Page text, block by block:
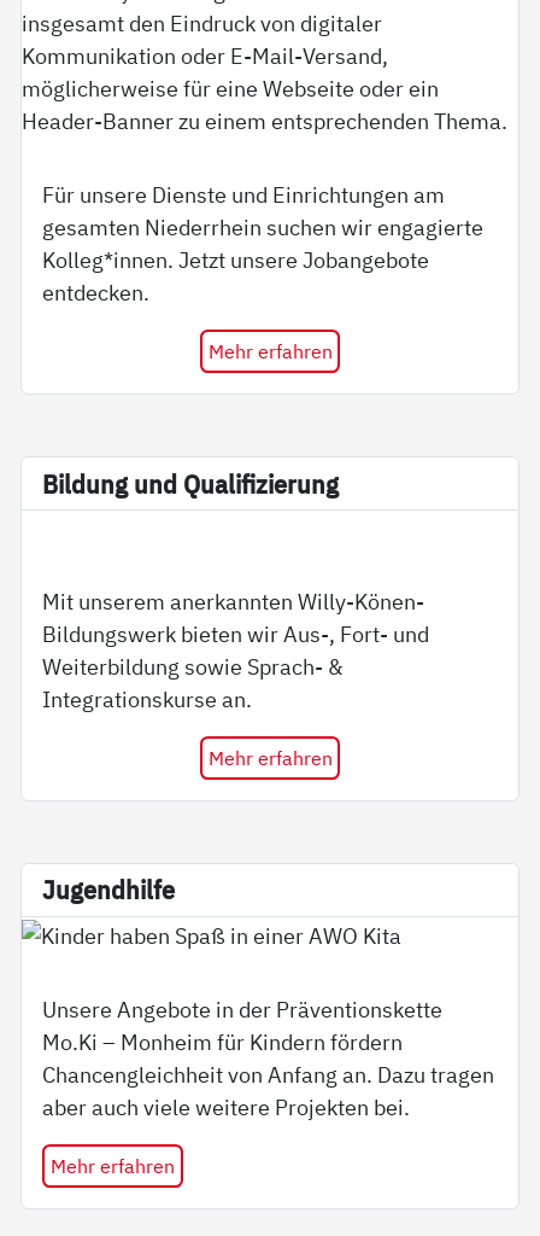
Für unsere Dienste und Einrichtungen am
gesamten Niederrhein suchen wir engagierte
Kolleg*innen. Jetzt unsere Jobangebote
entdecken.
Mehr erfahren
Bil­dung und Qua­li­fi­zie­rung
Mit unserem anerkannten Willy-Könen-
Bildungswerk bieten wir Aus-, Fort- und
Weiterbildung sowie Sprach- &
Integrationskurse an.
Mehr erfahren
Ju­gend­hil­fe
Unsere Angebote in der Präventionskette
Mo.Ki – Monheim für Kindern fördern
Chancengleichheit von Anfang an. Dazu tragen
aber auch viele weitere Projekten bei.
Mehr erfahren